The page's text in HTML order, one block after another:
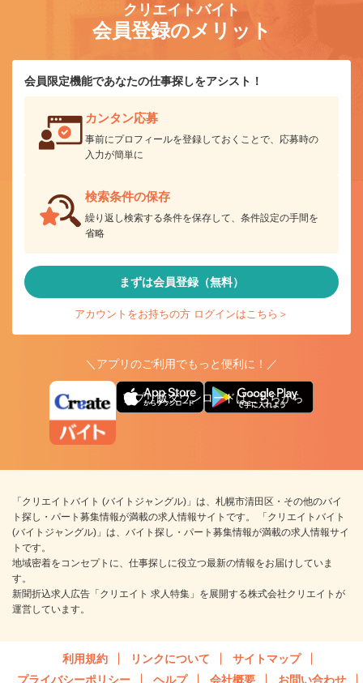
クリエイトバイト
会員登録のメリット
会員限定機能であなたの仕事探しをアシスト！
カンタン応募
事前にプロフィールを登録しておくことで、応募時の
入力が簡単に
検索条件の保存
繰り返し検索する条件を保存して、条件設定の手間を
省略
まずは会員登録（無料）
アカウントをお持ちの方 ログインはこちら＞
＼アプリのご利用でもっと便利に！／
アプリ版ダウンロードはこちらから
「クリエイトバイト (バイトジャングル)」は、札幌市清田区・その他のバイ
ト探し・パート募集情報が満載の求人情報サイトです。 「クリエイトバイト
(バイトジャングル)」は、バイト探し・パート募集情報が満載の求人情報サイ
トです。
地域密着をコンセプトに、仕事探しに役立つ最新の情報をお届けしていま
す。
新聞折込求人広告「クリエイト 求人特集」を展開する株式会社クリエイトが
運営しています。
利用規約 リンクについて
サイトマップ
プライバシーポリシー
ヘルプ 会社概要 お問い合わせ